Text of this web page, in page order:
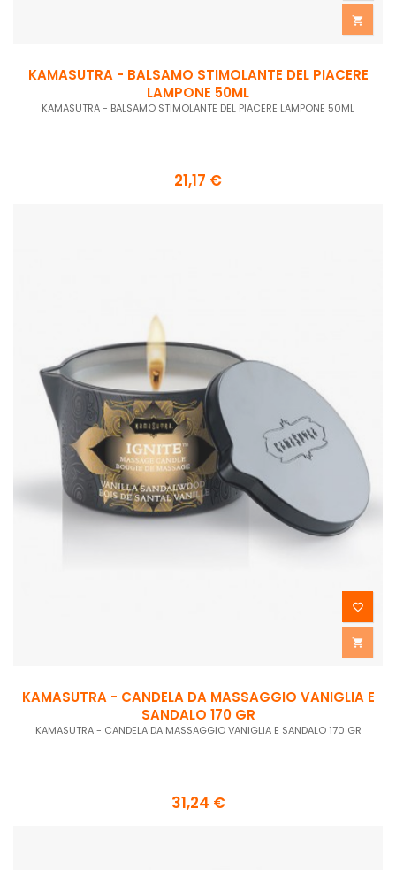

KAMASUTRA - BALSAMO STIMOLANTE DEL PIACERE
LAMPONE 50ML
KAMASUTRA - BALSAMO STIMOLANTE DEL PIACERE LAMPONE 50ML
21,17 €


KAMASUTRA - CANDELA DA MASSAGGIO VANIGLIA E
SANDALO 170 GR
KAMASUTRA - CANDELA DA MASSAGGIO VANIGLIA E SANDALO 170 GR
31,24 €